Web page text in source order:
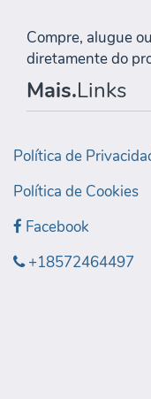
Compre, alugue
diretamente do
Mais.Links
Política de
Política de Cookies
Facebook
+18572464497